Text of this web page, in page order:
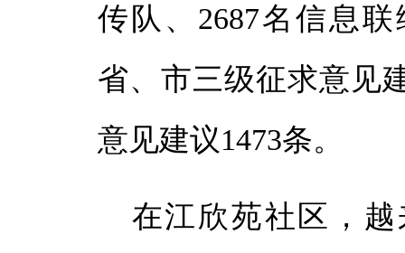
传队、2687名信息
省、市三级征求意见
意见建议1473条。
在江欣苑社区，